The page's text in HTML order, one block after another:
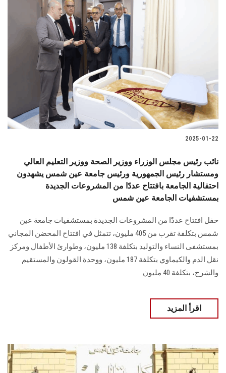
2025-01-22
نائب رئيس مجلس الوزراء ووزير الصحة ووزير التعليم العالي
ومستشار رئيس الجمهورية ورئيس جامعة عين شمس يشهدون
احتفالية الجامعة بافتتاح عددًا من المشروعات الجديدة
بمستشفيات الجامعة عين شمس
حفل افتتاح عددًا من المشروعات الجديدة بمستشفيات جامعة عين
شمس بتكلفة تقرب من 405 ‏مليون، تتمثل في افتتاح المحضن المجاني
بمستشفى النساء والتوليد بتكلفة 138 مليون، وطوارئ الأطفال ومركز
نقل الدم والكيماوي بتكلفة 187 مليون، ووحدة القولون ‏والمستقيم
والشرج، بتكلفة 40 مليون
اقرأ المزيد